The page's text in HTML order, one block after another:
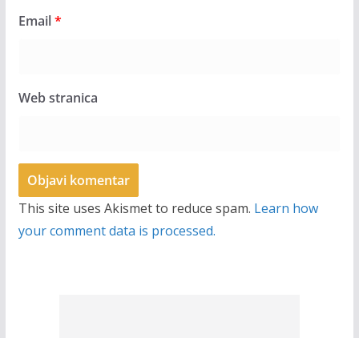
Email*
Web stranica
This site uses Akismet to reduce spam. Learn how
your comment data is processed.